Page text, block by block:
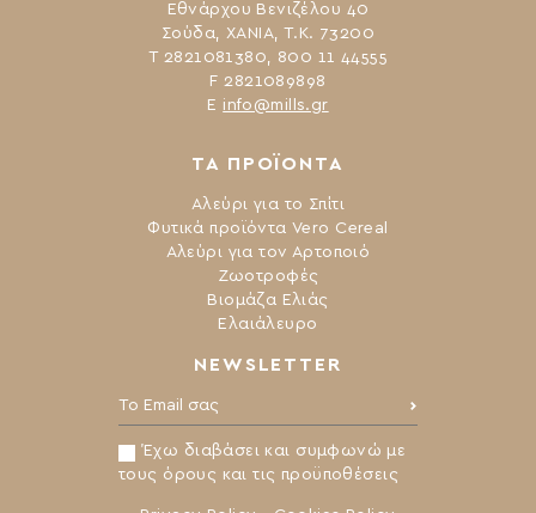
NEWSLETTER
Το Email σας:
Έχω διαβάσει και συμφωνώ με
τους όρους και τις προϋποθέσεις
ΤΑ ΠΡΟΪΟΝΤΑ
Αλεύρι για το Σπίτι
Φυτικά προϊόντα Vero Cereal
Αλεύρι για τον Αρτοποιό
Ζωοτροφές
Βιομάζα Ελιάς
Ελαιάλευρο
Εθνάρχου Βενιζέλου 40
Σούδα, ΧΑΝΙΑ, Τ.Κ. 73200
Τ 2821081380, 800 11 44555
F 2821089898
Ε info@mills.gr